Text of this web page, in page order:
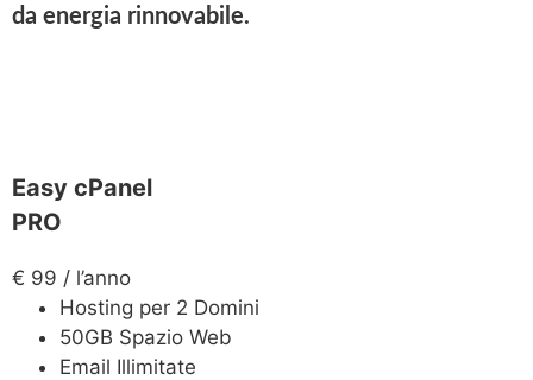
da energia rinnovabile.
Easy cPanel
PRO
€ 99 / l’anno
Hosting per 2 Domini
50GB Spazio Web
Email Illimitate